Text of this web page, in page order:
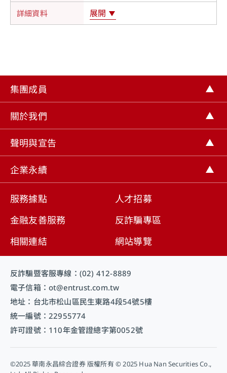
展開
集團成員
關於我們
聲明與宣告
企業永續
服務據點
人才招募
金融友善服務
反詐騙專區
相關連結
網站導覽
反詐騙暨客服專線：(02) 412-8889
電子信箱：ot@entrust.com.tw
地址：台北市松山區民生東路4段54號5樓
統一編號：22955774
許可證號：110年金管證總字第0052號
©2025 華南永昌綜合證券 版權所有 © 2025 Hua Nan Securities Co.,